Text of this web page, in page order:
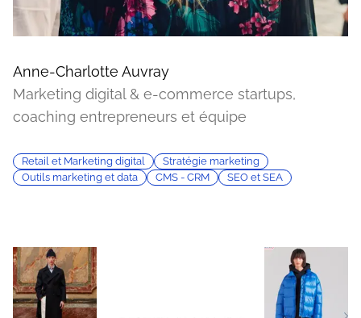
Anne-Charlotte Auvray
Marketing digital & e-commerce startups,
coaching entrepreneurs et équipe
Retail et Marketing digital
Stratégie marketing
Outils marketing et data
CMS - CRM SEO et SEA